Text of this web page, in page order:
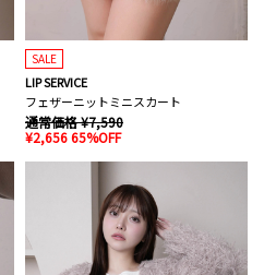
SALE
LIP SERVICE
フェザーニットミニスカート
通常価格 ¥7,590
¥2,656 65%OFF